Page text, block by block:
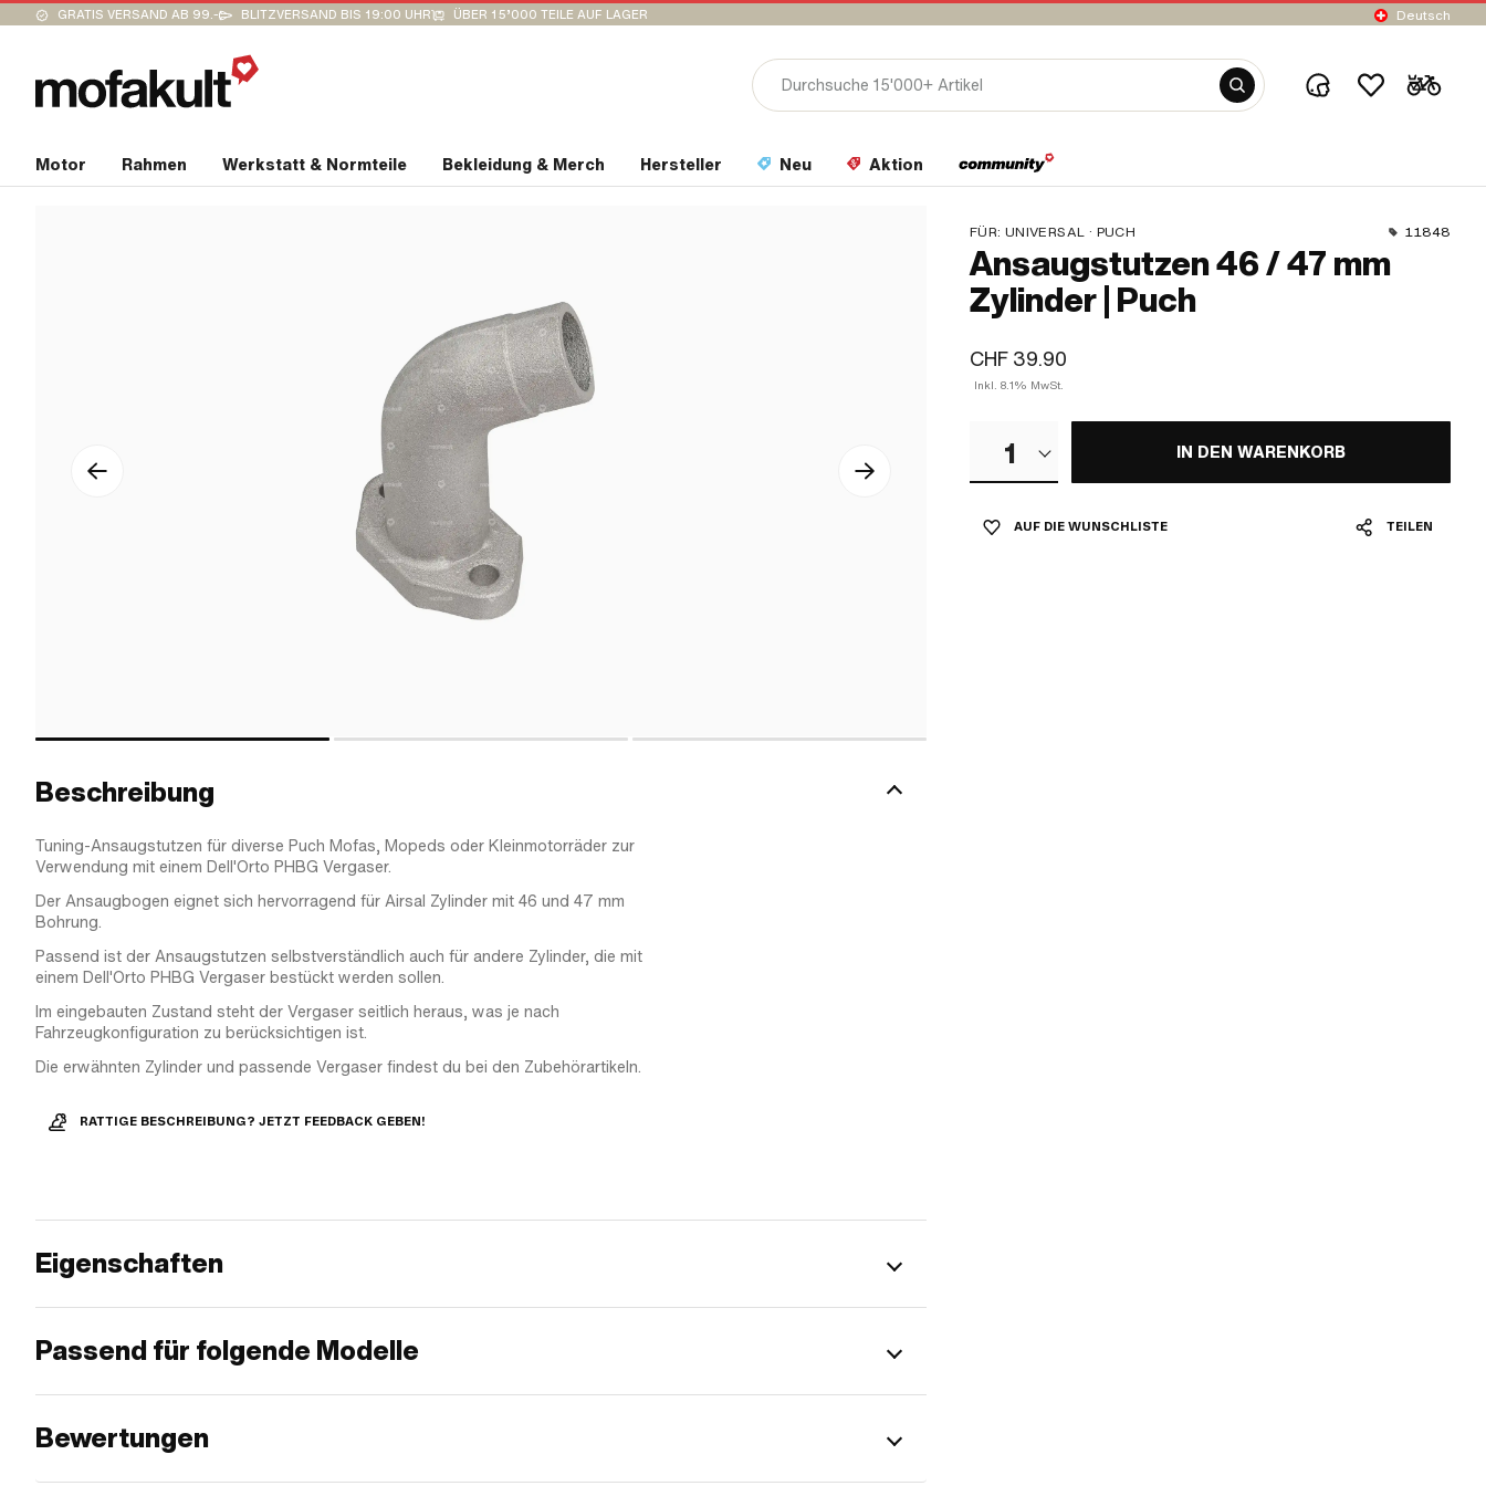
GRATIS VERSAND AB 99.- BLITZVERSAND BIS 19:00 UHR ÜBER 15’000 TEILE AUF LAGER Deutsch
Motor Rahmen Werkstatt & Normteile Bekleidung & Merch Hersteller Neu Aktion
FÜR: UNIVERSAL · PUCH 11848
Ansaugstutzen 46 / 47 mm
Zylinder | Puch
CHF 39.90
Inkl. 8.1% MwSt.
1 IN DEN WARENKORB
AUF DIE WUNSCHLISTE TEILEN
Beschreibung
Tuning-Ansaugstutzen für diverse Puch Mofas, Mopeds oder Kleinmotorräder zur
Verwendung mit einem Dell'Orto PHBG Vergaser.
Der Ansaugbogen eignet sich hervorragend für Airsal Zylinder mit 46 und 47 mm
Bohrung.
Passend ist der Ansaugstutzen selbstverständlich auch für andere Zylinder, die mit
einem Dell'Orto PHBG Vergaser bestückt werden sollen.
Im eingebauten Zustand steht der Vergaser seitlich heraus, was je nach
Fahrzeugkonfiguration zu berücksichtigen ist.
Die erwähnten Zylinder und passende Vergaser findest du bei den Zubehörartikeln.
RATTIGE BESCHREIBUNG? JETZT FEEDBACK GEBEN!
Eigenschaften
Passend für folgende Modelle
Bewertungen